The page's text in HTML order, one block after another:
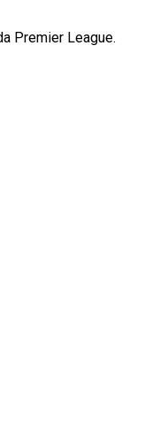
Premier League.